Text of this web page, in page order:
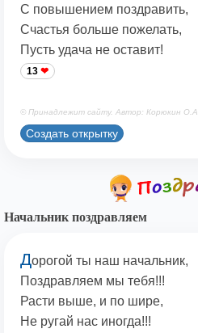
С повышением поздравить,
Счастья больше пожелать,
Пусть удача не оставит!
13
© Принадлежит сайту. Автор: Корюкин О.А.
Создать открытку
Начальник поздравляем
Дорогой ты наш начальник,
Поздравляем мы тебя!!!
Расти выше, и по шире,
Не ругай нас иногда!!!